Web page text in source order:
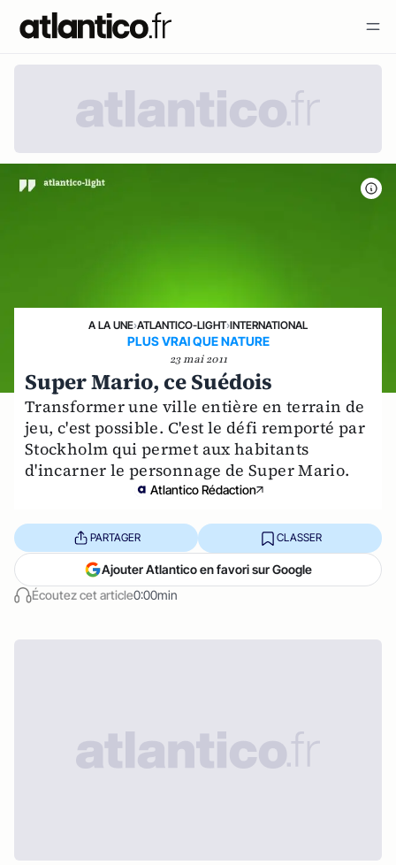
A LA UNE›ATLANTICO-LIGHT›INTERNATIONAL
PLUS VRAI QUE NATURE
23 mai 2011
Super Mario, ce Suédois
Transformer une ville entière en terrain de
jeu, c'est possible. C'est le défi remporté par
Stockholm qui permet aux habitants
d'incarner le personnage de Super Mario.
Atlantico Rédaction
Écoutez cet article0:00min
PARTAGER CLASSER
Ajouter Atlantico en favori sur Google